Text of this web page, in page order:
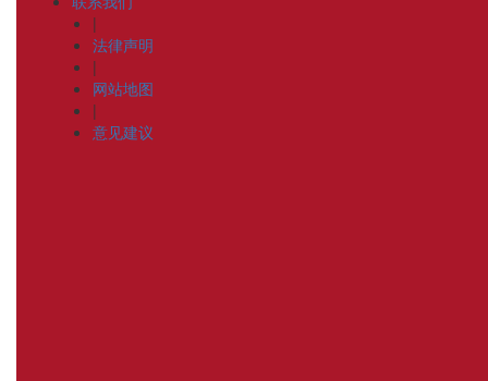
|
法律声明
|
网站地图
|
意见建议